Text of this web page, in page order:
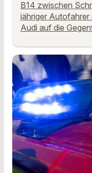
B14 zwischen
jähriger Autofahrer
Audi auf die